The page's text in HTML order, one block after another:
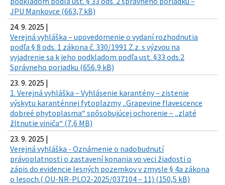
JPU Mankovce (663,7 kB)
24. 9. 2025 |
Verejná vyhláška – upovedomenie o vydaní rozhodnutia
podľa § 8 ods. 1 zákona č. 330/1991 Z.z. s výzvou na
vyjadrenie sa k jeho podkladom podľa ust. §33 ods.2
Správneho poriadku (656,9 kB)
23. 9. 2025 |
1. Verejná vyhláška – Vyhlásenie karantény – zistenie
výskytu karanténnej fytoplazmy „Grapevine flavescence
dobreé phytoplasma“ spôsobujúcej ochorenie – „zlaté
žltnutie viniča“ (7,6 MB)
23. 9. 2025 |
Verejná vyhláška - Oznámenie o nadobudnutí
právoplatnosti o zastavení konania vo veci žiadosti o
zápis do evidencie lesných pozemkov v zmysle § 4a zákona
o lesoch.( OU-NR-PLO2-2025/037104 – 11) (150,5 kB)